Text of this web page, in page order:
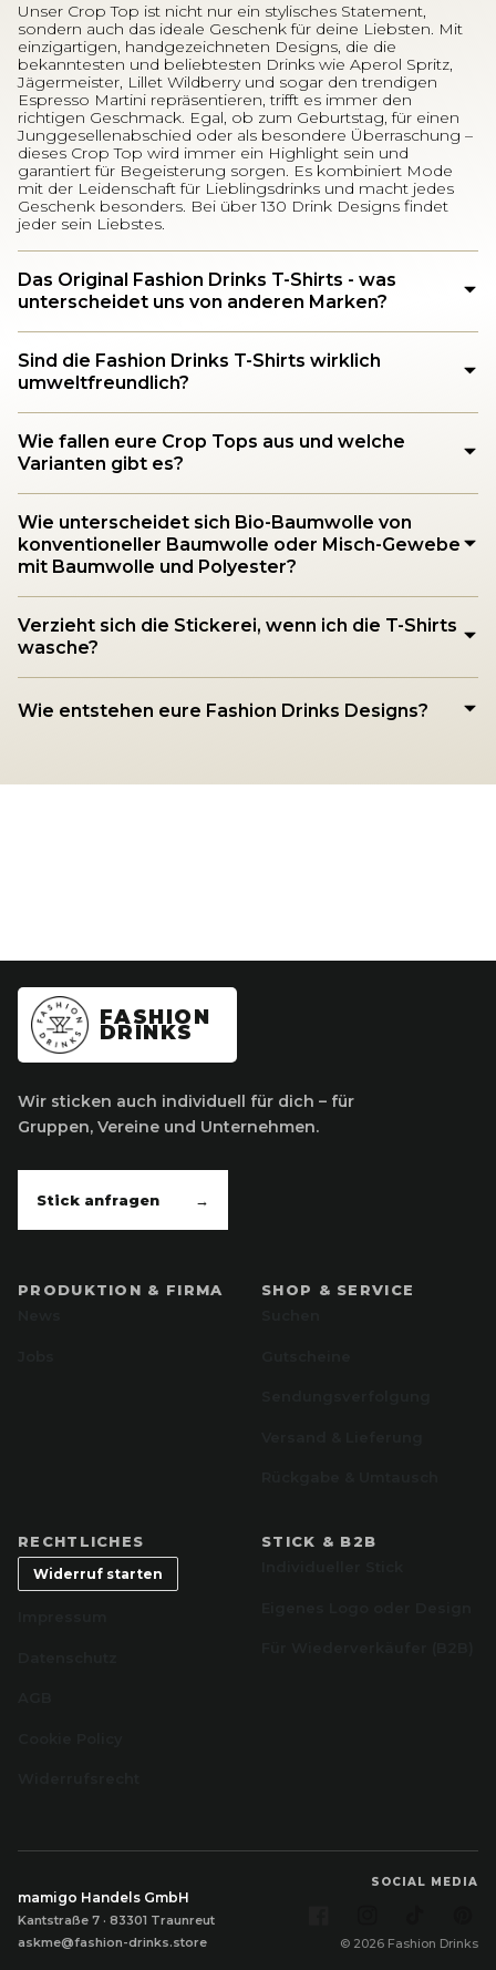
Unser Crop Top ist nicht nur ein stylisches Statement,
sondern auch das ideale Geschenk für deine Liebsten. Mit
einzigartigen, handgezeichneten Designs, die die
bekanntesten und beliebtesten Drinks wie Aperol Spritz,
Jägermeister, Lillet Wildberry und sogar den trendigen
Espresso Martini repräsentieren, trifft es immer den
richtigen Geschmack. Egal, ob zum Geburtstag, für einen
Junggesellenabschied oder als besondere Überraschung –
dieses Crop Top wird immer ein Highlight sein und
garantiert für Begeisterung sorgen. Es kombiniert Mode
mit der Leidenschaft für Lieblingsdrinks und macht jedes
Geschenk besonders. Bei über 130 Drink Designs findet
jeder sein Liebstes.
Das Original Fashion Drinks T-Shirts - was
unterscheidet uns von anderen Marken?
Sind die Fashion Drinks T-Shirts wirklich
umweltfreundlich?
Wie fallen eure Crop Tops aus und welche
Varianten gibt es?
Wie unterscheidet sich Bio-Baumwolle von
konventioneller Baumwolle oder Misch-Gewebe
mit Baumwolle und Polyester?
Verzieht sich die Stickerei, wenn ich die T-Shirts
wasche?
Wie entstehen eure Fashion Drinks Designs?
FASHION
DRINKS
Wir sticken auch individuell für dich – für
Gruppen, Vereine und Unternehmen.
Stick anfragen →
PRODUKTION & FIRMA
SHOP & SERVICE
RECHTLICHES
Widerruf starten
STICK & B2B
mamigo Handels GmbH
Kantstraße 7 · 83301 Traunreut
askme@fashion-drinks.store
SOCIAL MEDIA
© 2026 Fashion Drinks